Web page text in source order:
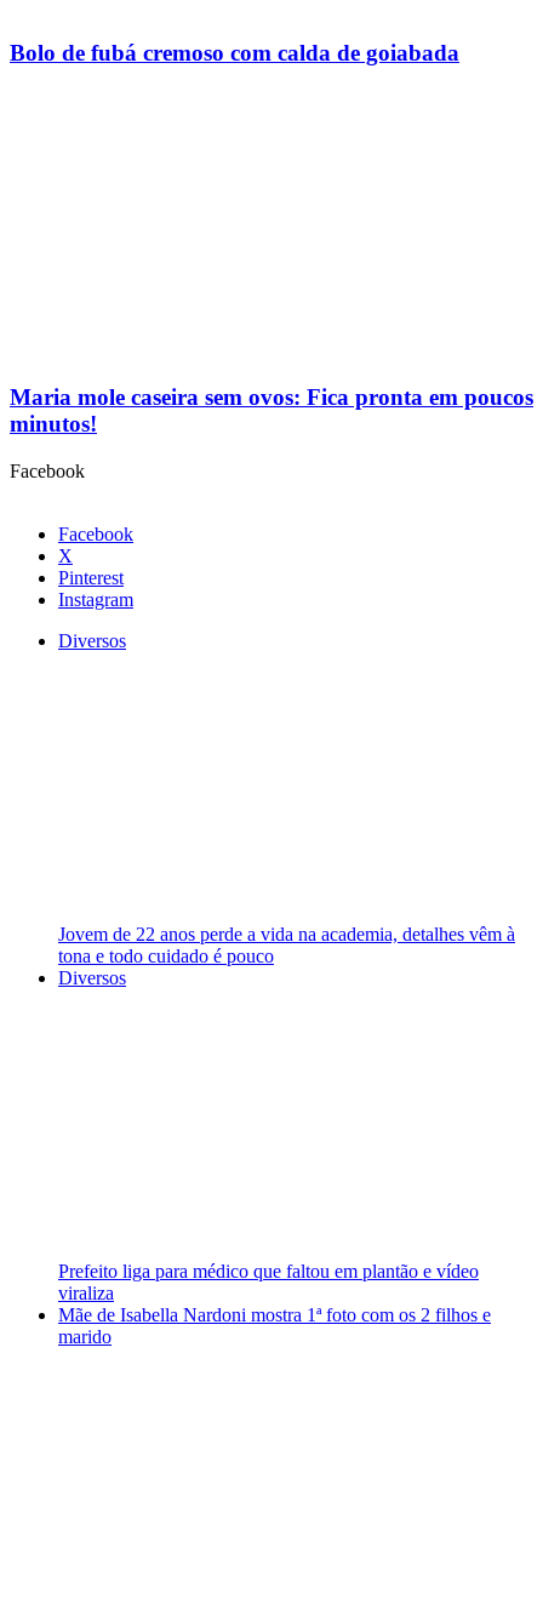
Bolo de fubá cremoso com calda de goiabada
Maria mole caseira sem ovos: Fica pronta em poucos
minutos!
Facebook
Facebook
X
Pinterest
Instagram
Diversos
Jovem de 22 anos perde a vida na academia, detalhes vêm à
tona e todo cuidado é pouco
Diversos
Prefeito liga para médico que faltou em plantão e vídeo
viraliza
Mãe de Isabella Nardoni mostra 1ª foto com os 2 filhos e
marido